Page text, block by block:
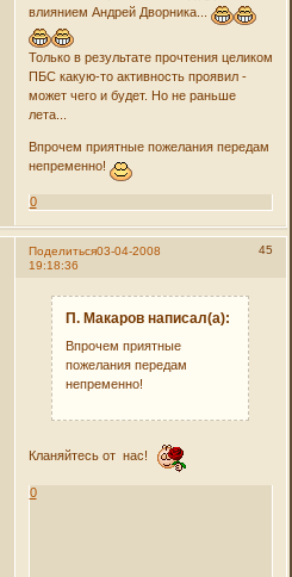
влиянием Андрей Дворника...
Только в результате прочтения целиком
ПБС какую-то активность проявил -
может чего и будет. Но не раньше
лета...
Впрочем приятные пожелания передам
непременно!
0
Поделиться 45
03-04-2008
19:18:36
П. Макаров написал(а):
Впрочем приятные
пожелания передам
непременно!
Кланяйтесь от нас!
0